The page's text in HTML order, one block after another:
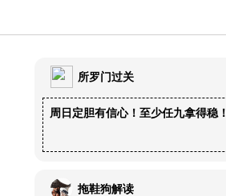
所罗门过关
周日定胆有信心！至少任九拿得稳！
拖鞋狗解读